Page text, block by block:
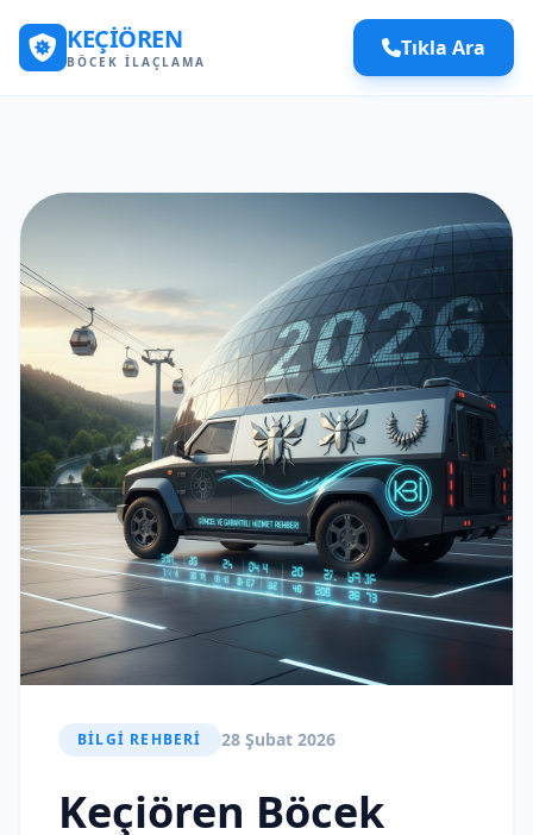
KEÇIÖREN
BÖCEK İLAÇLAMA
Tıkla Ara
BILGI REHBERI 28 Şubat 2026
Keçiören Böcek